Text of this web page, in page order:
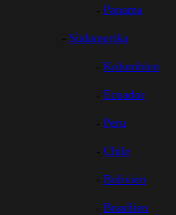
Panama
Südamerika
Kolumbien
Ecuador
Peru
Chile
Bolivien
Brasilien